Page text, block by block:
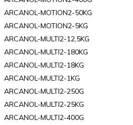
ARCANOL-MOTION2-50KG
ARCANOL-MOTION2-5KG
ARCANOL-MULTI2-12,5KG
ARCANOL-MULTI2-180KG
ARCANOL-MULTI2-18KG
ARCANOL-MULTI2-1KG
ARCANOL-MULTI2-250G
ARCANOL-MULTI2-25KG
ARCANOL-MULTI2-400G